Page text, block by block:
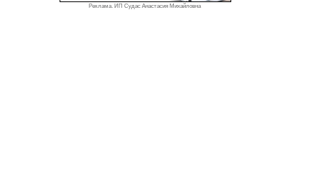
Реклама. ИП Судас Анастасия Михайловна